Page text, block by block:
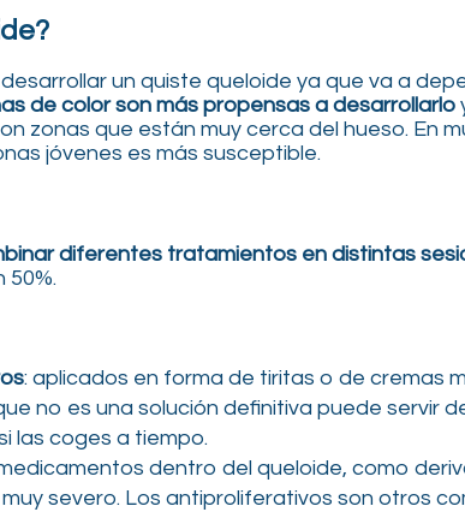
un quiste queloide ya que va a
de color son más propensas a desarrollarlo
zonas que están muy cerca del hueso. En
jóvenes es más susceptible.
diferentes tratamientos en distintas
50%.
: aplicados en forma de tiritas o de cremas
no es una solución definitiva puede servir
las coges a tiempo.
dentro del queloide, como
severo. Los antiproliferativos son otros